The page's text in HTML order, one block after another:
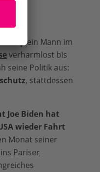
ein Mann im
verharmlost bis
seine Politik aus:
, stattdessen
Joe Biden hat
wieder Fahrt
Monat seiner
Pariser